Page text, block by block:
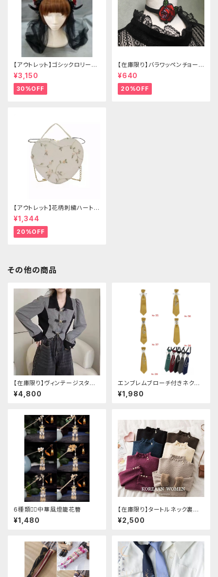
【アウトレット】ゴシックロリータ
ゴールドクラウン＆ホーン(ヴェ
ール付き)
¥3,150
30%OFF
【在庫限り】バラワッペンチョーカ
ー
¥640
20%OFF
【アウトレット】花柄刺繍ハートバ
ッグ
¥1,344
20%OFF
その他の商品
【在庫限り】ヴィンテージスタイ
ルバックルベルトシャツ
¥4,800
エンブレムブローチ付きネクタ
イ(イエロー)
¥1,980
6種類❁⃘中華風燈籠花簪
¥1,480
【在庫限り】タートルネック裏起
毛セーター
¥2,500